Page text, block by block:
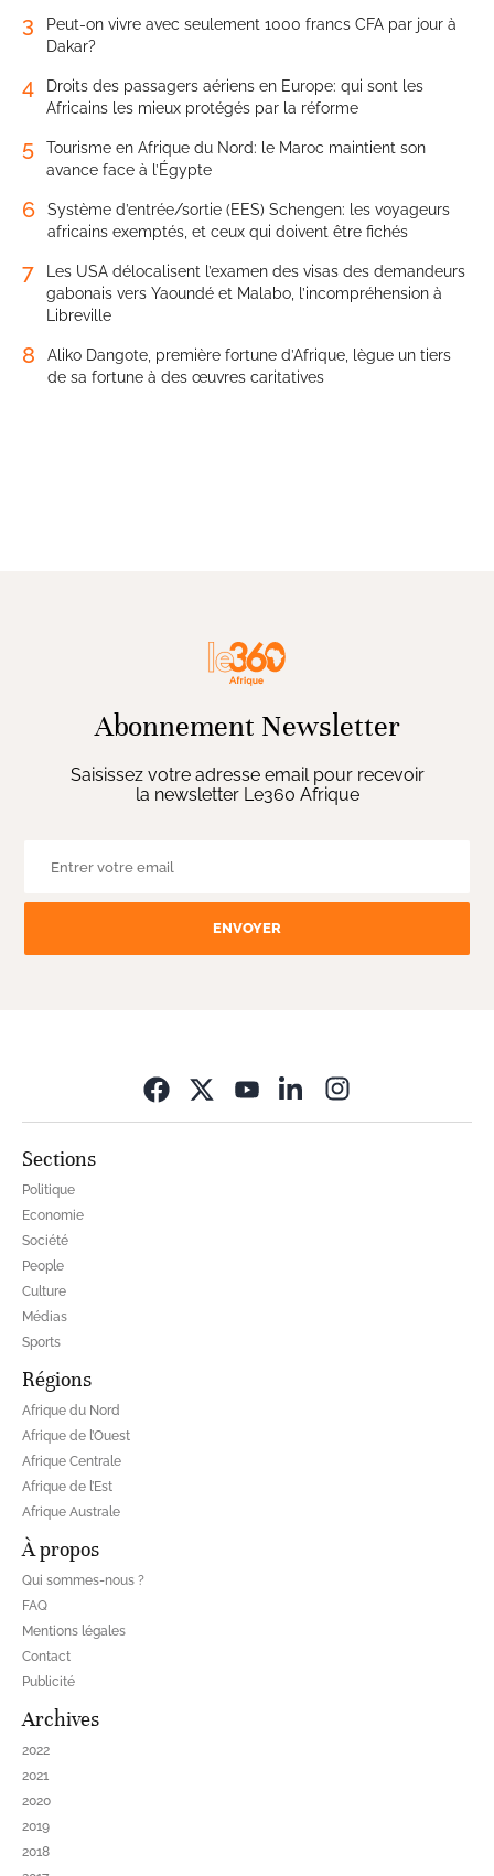
3
Peut-on vivre avec seulement 1000 francs CFA par jour à
Dakar?
4
Droits des passagers aériens en Europe: qui sont les
Africains les mieux protégés par la réforme
5
Tourisme en Afrique du Nord: le Maroc maintient son
avance face à l’Égypte
6
Système d’entrée/sortie (EES) Schengen: les voyageurs
africains exemptés, et ceux qui doivent être fichés
7
Les USA délocalisent l’examen des visas des demandeurs
gabonais vers Yaoundé et Malabo, l’incompréhension à
Libreville
8
Aliko Dangote, première fortune d’Afrique, lègue un tiers
de sa fortune à des œuvres caritatives
Abonnement Newsletter
Saisissez votre adresse email pour recevoir
la newsletter Le360 Afrique
ENVOYER
Sections
Politique
Economie
Société
People
Culture
Médias
Sports
Régions
Afrique du Nord
Afrique de l’Ouest
Afrique Centrale
Afrique de l’Est
Afrique Australe
À propos
Qui sommes-nous ?
FAQ
Mentions légales
Contact
Publicité
Archives
2022
2021
2020
2019
2018